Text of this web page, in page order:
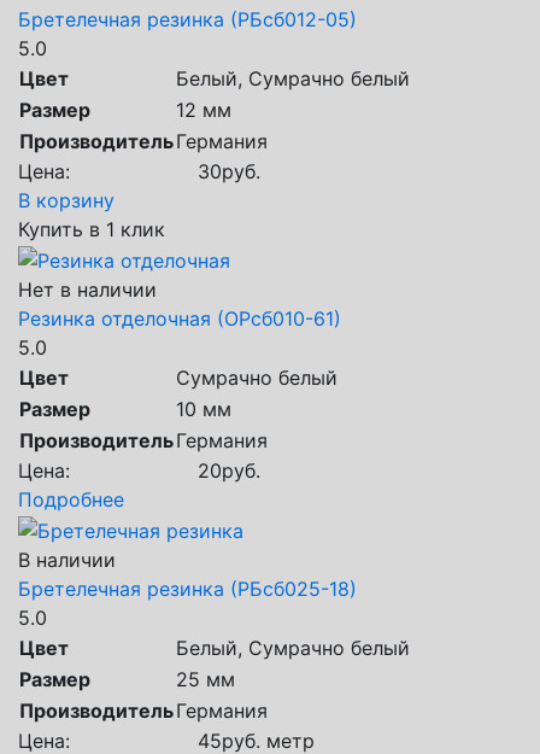
Бретелечная резинка (РБсб012-05)
5.0
Цвет
Белый, Сумрачно белый
Размер
12 мм
ПроизводительГермания
Цена:
30руб.
В корзину
Купить в 1 клик
Нет в наличии
Резинка отделочная (ОРсб010-61)
5.0
Цвет
Сумрачно белый
Размер
10 мм
ПроизводительГермания
Цена:
20руб.
Подробнее
В наличии
Бретелечная резинка (РБсб025-18)
5.0
Цвет
Белый, Сумрачно белый
Размер
25 мм
ПроизводительГермания
Цена:
45руб. метр